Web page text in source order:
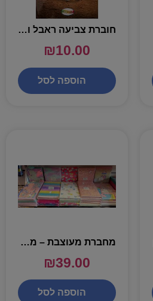
חוברת צביעה ראבל והבנאים – מפרץ ההרפתקאות
₪10.00
הוספה לסל
מחברת מעוצבת – מגוון
₪39.00
הוספה לסל